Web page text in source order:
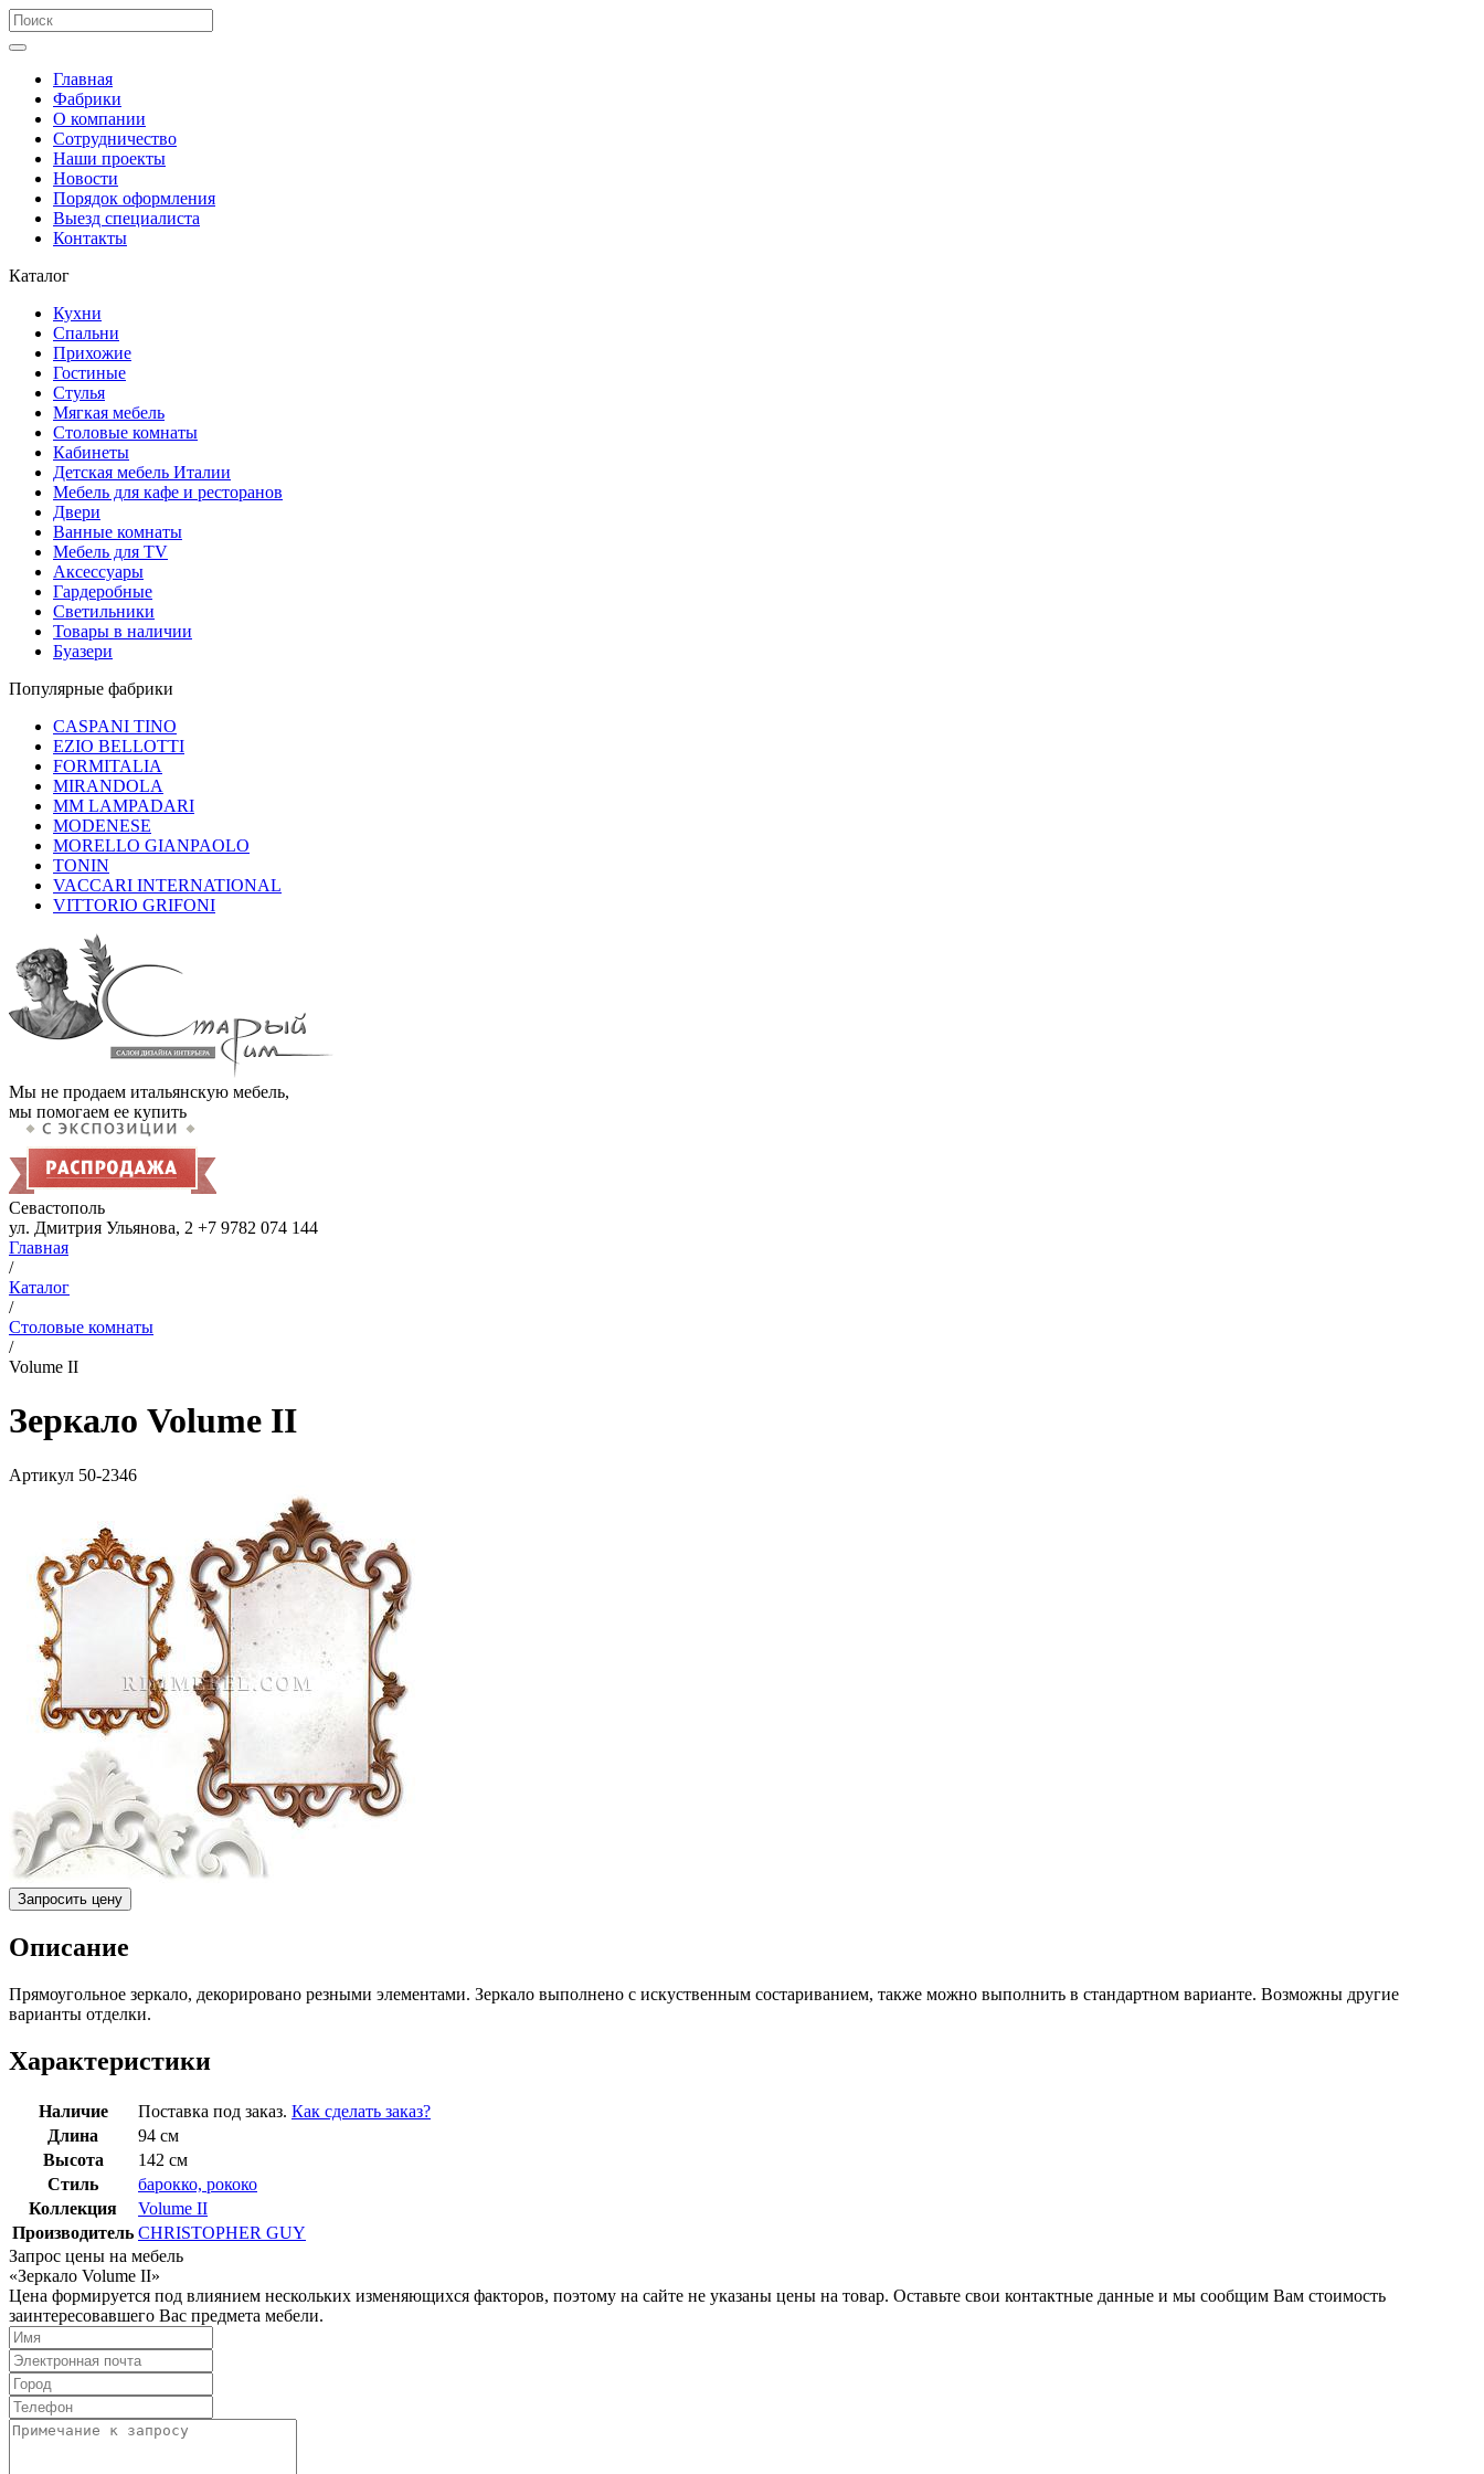
Главная
Фабрики
О компании
Сотрудничество
Наши проекты
Новости
Порядок оформления
Выезд специалиста
Контакты
Каталог
Кухни
Спальни
Прихожие
Гостиные
Стулья
Мягкая мебель
Столовые комнаты
Кабинеты
Детская мебель Италии
Мебель для кафе и ресторанов
Двери
Ванные комнаты
Мебель для TV
Аксессуары
Гардеробные
Светильники
Товары в наличии
Буазери
Популярные фабрики
CASPANI TINO
EZIO BELLOTTI
FORMITALIA
MIRANDOLA
MM LAMPADARI
MODENESE
MORELLO GIANPAOLO
TONIN
VACCARI INTERNATIONAL
VITTORIO GRIFONI
Мы не продаем итальянскую мебель,
мы помогаем ее купить
Севастополь
ул. Дмитрия Ульянова, 2 +7 9782 074 144
Главная
/
Каталог
/
Столовые комнаты
/
Volume II
Зеркало Volume II
Артикул 50-2346
Запросить цену
Описание
Прямоугольное зеркало, декорировано резными элементами. Зеркало выполнено с искуственным состариванием, также можно выполнить в стандартном варианте. Возможны другие
варианты отделки.
Характеристики
Наличие Поставка под заказ. Как сделать заказ?
Длина
94 см
Высота
142 см
Стиль
барокко, рококо
Коллекция
Volume II
Производитель CHRISTOPHER GUY
Запрос цены на мебель
«Зеркало Volume II»
Цена формируется под влиянием нескольких изменяющихся факторов, поэтому на сайте не указаны цены на товар. Оставьте свои контактные данные и мы сообщим Вам стоимость
заинтересовавшего Вас предмета мебели.